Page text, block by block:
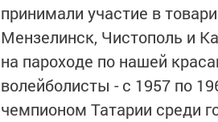
принимали участие в
Мензелинск, Чистополь и
на пароходе по нашей
волейболисты - с 1957 по
чемпионом Татарии среди